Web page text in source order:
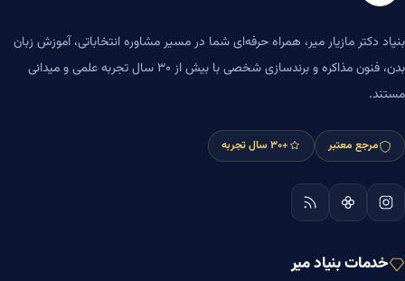
بنیاد دکتر مازیار میر، همراه حرفه‌ای شما در مسیر مشاوره انتخاباتی، آموزش زبان
بدن، فنون مذاکره و برندسازی شخصی با بیش از ۳۰ سال تجربه علمی و میدانی
مستند.
مرجع معتبر +۳۰ سال تجربه
خدمات بنیاد میر